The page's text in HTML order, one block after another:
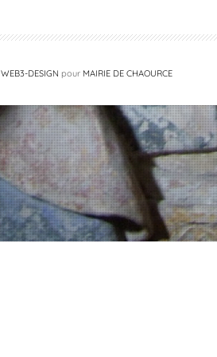
WEB3-DESIGN pour MAIRIE DE CHAOURCE